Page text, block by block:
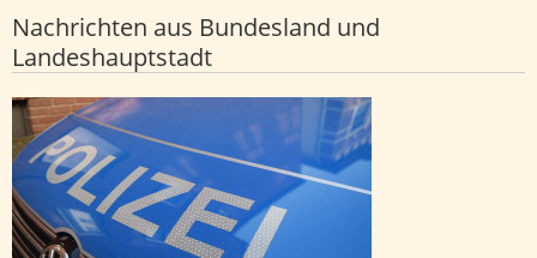
Nachrichten aus Bundesland und
Landeshauptstadt
Unbekannter schießt auf fahrendes Auto